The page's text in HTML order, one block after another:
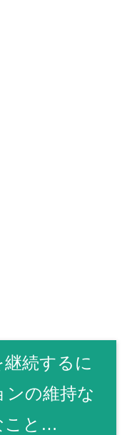
継続するに
ンの維持な
こと…